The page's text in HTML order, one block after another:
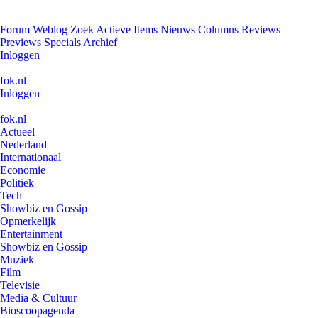
Forum Weblog Zoek Actieve Items Nieuws Columns Reviews
Previews Specials Archief
Inloggen
fok.nl
Inloggen
fok.nl
Actueel
Nederland
Internationaal
Economie
Politiek
Tech
Showbiz en Gossip
Opmerkelijk
Entertainment
Showbiz en Gossip
Muziek
Film
Televisie
Media & Cultuur
Bioscoopagenda